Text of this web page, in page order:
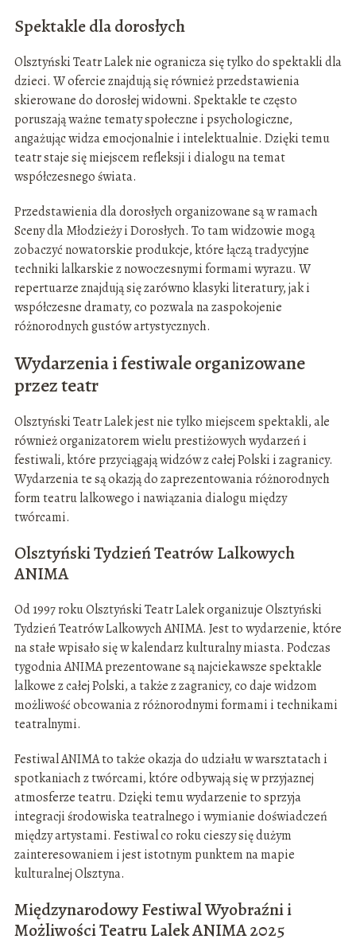
Spektakle dla dorosłych
Olsztyński Teatr Lalek nie ogranicza się tylko do spektakli dla
dzieci. W ofercie znajdują się również przedstawienia
skierowane do dorosłej widowni. Spektakle te często
poruszają ważne tematy społeczne i psychologiczne,
angażując widza emocjonalnie i intelektualnie. Dzięki temu
teatr staje się miejscem refleksji i dialogu na temat
współczesnego świata.
Przedstawienia dla dorosłych organizowane są w ramach
Sceny dla Młodzieży i Dorosłych. To tam widzowie mogą
zobaczyć nowatorskie produkcje, które łączą tradycyjne
techniki lalkarskie z nowoczesnymi formami wyrazu. W
repertuarze znajdują się zarówno klasyki literatury, jak i
współczesne dramaty, co pozwala na zaspokojenie
różnorodnych gustów artystycznych.
Wydarzenia i festiwale organizowane
przez teatr
Olsztyński Teatr Lalek jest nie tylko miejscem spektakli, ale
również organizatorem wielu prestiżowych wydarzeń i
festiwali, które przyciągają widzów z całej Polski i zagranicy.
Wydarzenia te są okazją do zaprezentowania różnorodnych
form teatru lalkowego i nawiązania dialogu między
twórcami.
Olsztyński Tydzień Teatrów Lalkowych
ANIMA
Od 1997 roku Olsztyński Teatr Lalek organizuje Olsztyński
Tydzień Teatrów Lalkowych ANIMA. Jest to wydarzenie, które
na stałe wpisało się w kalendarz kulturalny miasta. Podczas
tygodnia ANIMA prezentowane są najciekawsze spektakle
lalkowe z całej Polski, a także z zagranicy, co daje widzom
możliwość obcowania z różnorodnymi formami i technikami
teatralnymi.
Festiwal ANIMA to także okazja do udziału w warsztatach i
spotkaniach z twórcami, które odbywają się w przyjaznej
atmosferze teatru. Dzięki temu wydarzenie to sprzyja
integracji środowiska teatralnego i wymianie doświadczeń
między artystami. Festiwal co roku cieszy się dużym
zainteresowaniem i jest istotnym punktem na mapie
kulturalnej Olsztyna.
Międzynarodowy Festiwal Wyobraźni i
Możliwości Teatru Lalek ANIMA 2025